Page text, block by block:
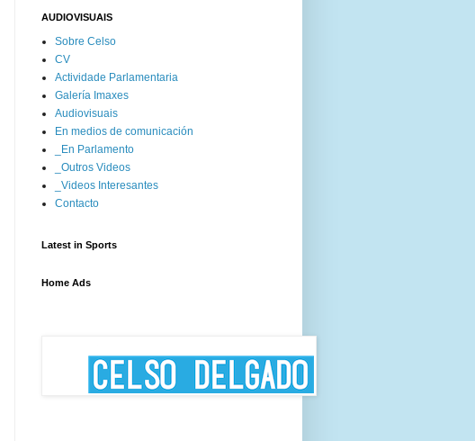
AUDIOVISUAIS
Sobre Celso
CV
Actividade Parlamentaria
Galería Imaxes
Audiovisuais
En medios de comunicación
_En Parlamento
_Outros Videos
_Videos Interesantes
Contacto
Latest in Sports
Home Ads